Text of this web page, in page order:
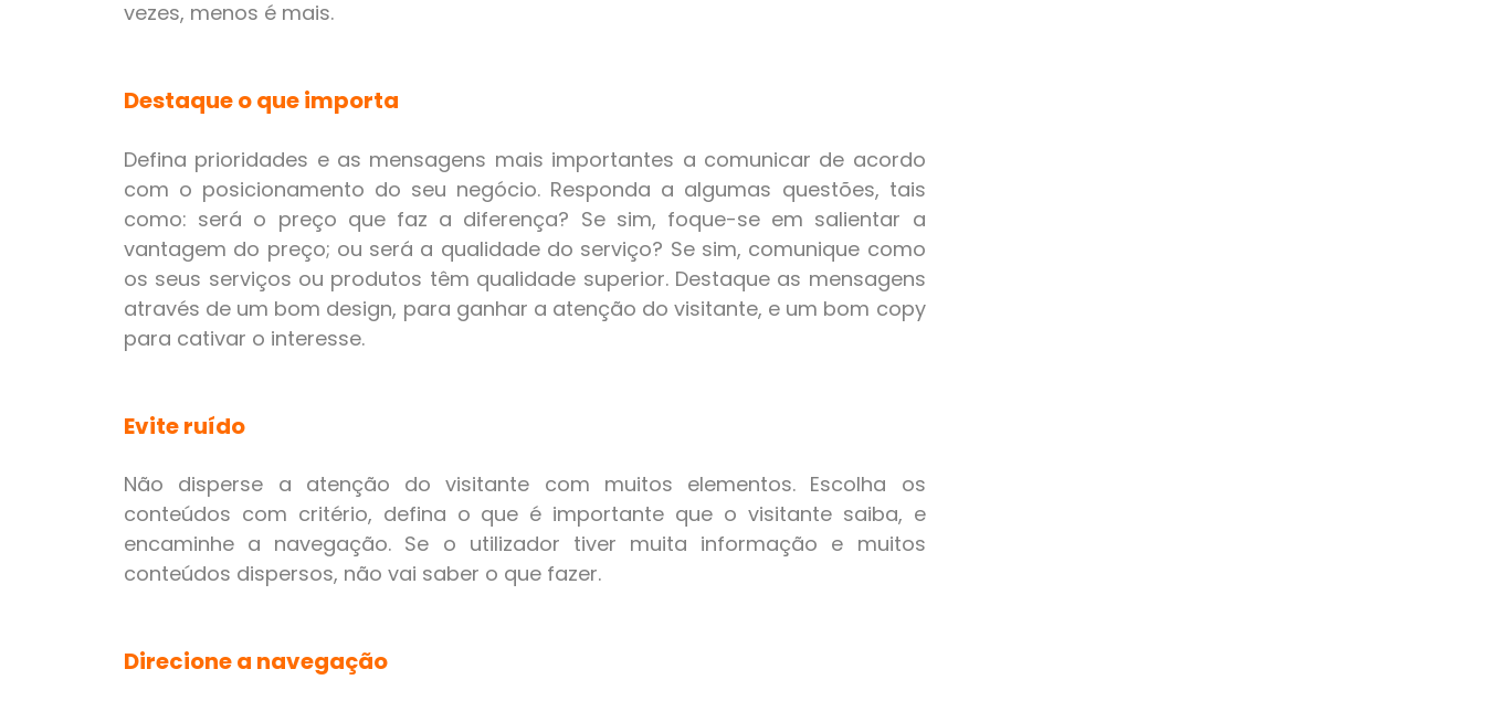
vezes, menos é mais.
Destaque o que importa
Defina prioridades e as mensagens mais importantes a comunicar de acordo
com o posicionamento do seu negócio. Responda a algumas questões, tais
como: será o preço que faz a diferença? Se sim, foque-se em salientar a
vantagem do preço; ou será a qualidade do serviço? Se sim, comunique como
os seus serviços ou produtos têm qualidade superior. Destaque as mensagens
através de um bom design, para ganhar a atenção do visitante, e um bom copy
para cativar o interesse.
Evite ruído
Não disperse a atenção do visitante com muitos elementos. Escolha os
conteúdos com critério, defina o que é importante que o visitante saiba, e
encaminhe a navegação. Se o utilizador tiver muita informação e muitos
conteúdos dispersos, não vai saber o que fazer.
Direcione a navegação